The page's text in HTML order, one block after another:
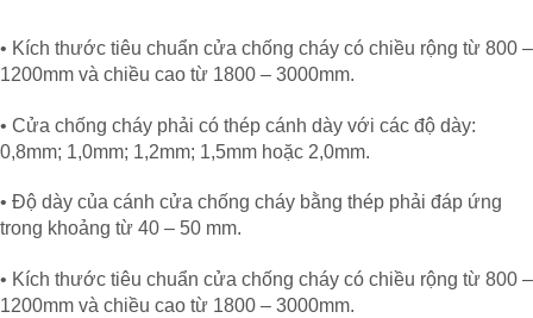
• Kích thước tiêu chuẩn cửa chống cháy có chiều rộng từ 800 –
1200mm và chiều cao từ 1800 – 3000mm.
• Cửa chống cháy phải có thép cánh dày với các độ dày:
0,8mm; 1,0mm; 1,2mm; 1,5mm hoặc 2,0mm.
• Độ dày của cánh cửa chống cháy bằng thép phải đáp ứng
trong khoảng từ 40 – 50 mm.
• Kích thước tiêu chuẩn cửa chống cháy có chiều rộng từ 800 –
1200mm và chiều cao từ 1800 – 3000mm.